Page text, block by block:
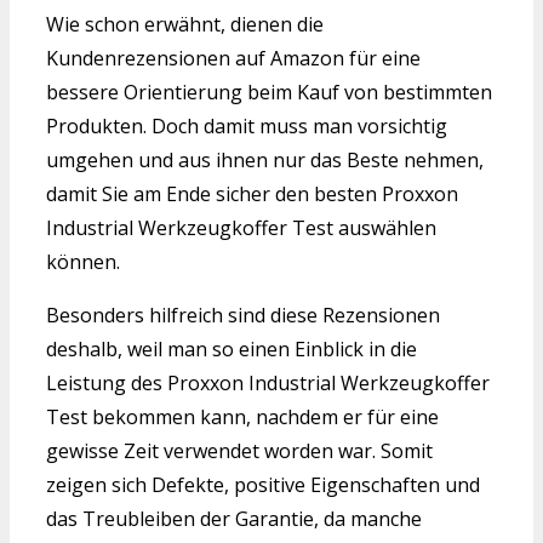
Wie schon erwähnt, dienen die
Kundenrezensionen auf Amazon für eine
bessere Orientierung beim Kauf von bestimmten
Produkten. Doch damit muss man vorsichtig
umgehen und aus ihnen nur das Beste nehmen,
damit Sie am Ende sicher den besten Proxxon
Industrial Werkzeugkoffer Test auswählen
können.
Besonders hilfreich sind diese Rezensionen
deshalb, weil man so einen Einblick in die
Leistung des Proxxon Industrial Werkzeugkoffer
Test bekommen kann, nachdem er für eine
gewisse Zeit verwendet worden war. Somit
zeigen sich Defekte, positive Eigenschaften und
das Treubleiben der Garantie, da manche